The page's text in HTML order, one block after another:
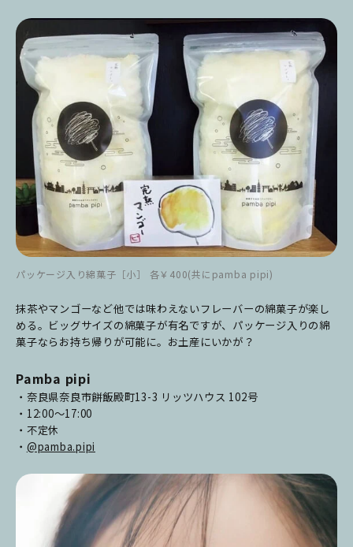
パッケージ入り綿菓子［小］ 各￥400(共にpamba pipi)
抹茶やマンゴーなど他では味わえないフレーバーの綿菓子が楽し
める。ビッグサイズの綿菓子が有名ですが、パッケージ入りの綿
菓子ならお持ち帰りが可能に。お土産にいかが？
Pamba pipi
・奈良県奈良市餅飯殿町13-3 リッツハウス 102号
・12:00～17:00
・不定休
・ @pamba.pipi